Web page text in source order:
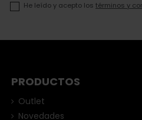
He leído y acepto los términos y
PRODUCTOS
Outlet
Novedades